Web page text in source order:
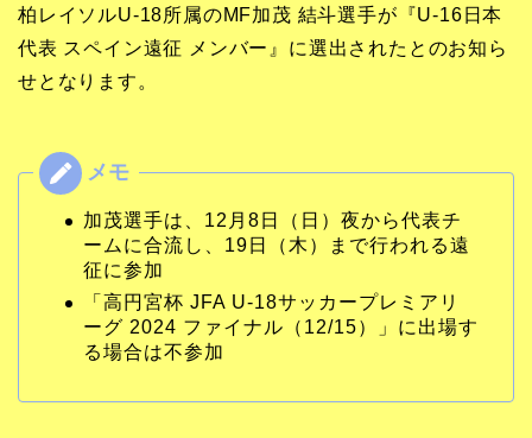
柏レイソルU-18所属のMF加茂 結斗選手が『U-16日本
代表 スペイン遠征 メンバー』に選出されたとのお知ら
せとなります。
加茂選手は、12月8日（日）夜から代表チ
ームに合流し、19日（木）まで行われる遠
征に参加
「高円宮杯 JFA U-18サッカープレミアリ
ーグ 2024 ファイナル（12/15）」に出場す
る場合は不参加